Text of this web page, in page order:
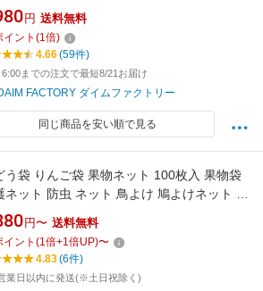
40〜50cm×肩幅40cm×奥行き180cm×高さ
家庭菜園 畑 栽培 害虫 防虫 虫よけ 虫除
ット 虫よけネット 防虫ネット ハウス
円 送料無料
イント (1倍)
4.66(59件)
6:00までの注文で最短8/21お届け
FACTORY ダイムファクトリー
同じ商品を安い順で見る
う袋 りんご袋 果物ネット 100枚入 果物袋
ネット 防虫 ネット 鳥よけ 鳩よけネット び
イチゴ ぶどう 果樹用防鳥ネット 果物保護
グ ブドウ用 果実袋 カラス対策 害虫鳥避け
工具 農業用 通気性 メッシュ 巾着袋 果樹園
栽培用 15color
円〜 送料無料
イント (1倍+1倍UP)〜
4.83(6件)
業日以内に発送(※土日祝除く)